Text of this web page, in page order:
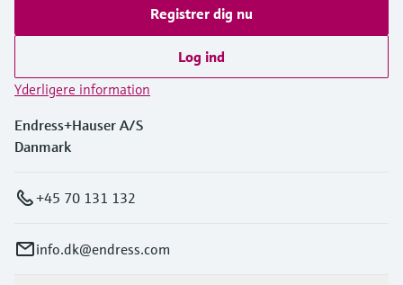
Registrer dig nu
Log ind
Yderligere information
Endress+Hauser A/S
Danmark
+45 70 131 132
info.dk@endress.com